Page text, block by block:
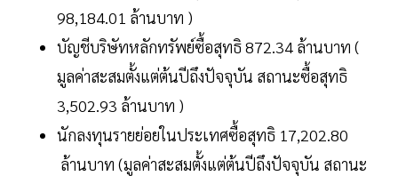
98,184.01 ล้านบาท )
บัญชีบริษัทหลักทรัพย์ซื้อสุทธิ 872.34 ล้านบาท (
มูลค่าสะสมตั้งแต่ต้นปีถึงปัจจุบัน สถานะซื้อสุทธิ
3,502.93 ล้านบาท )
นักลงทุนรายย่อยในประเทศซื้อสุทธิ 17,202.80
ล้านบาท (มูลค่าสะสมตั้งแต่ต้นปีถึงปัจจุบัน สถานะ